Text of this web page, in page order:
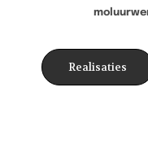
Realisaties